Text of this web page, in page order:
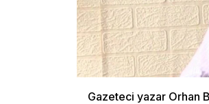
Gazeteci yazar Orhan